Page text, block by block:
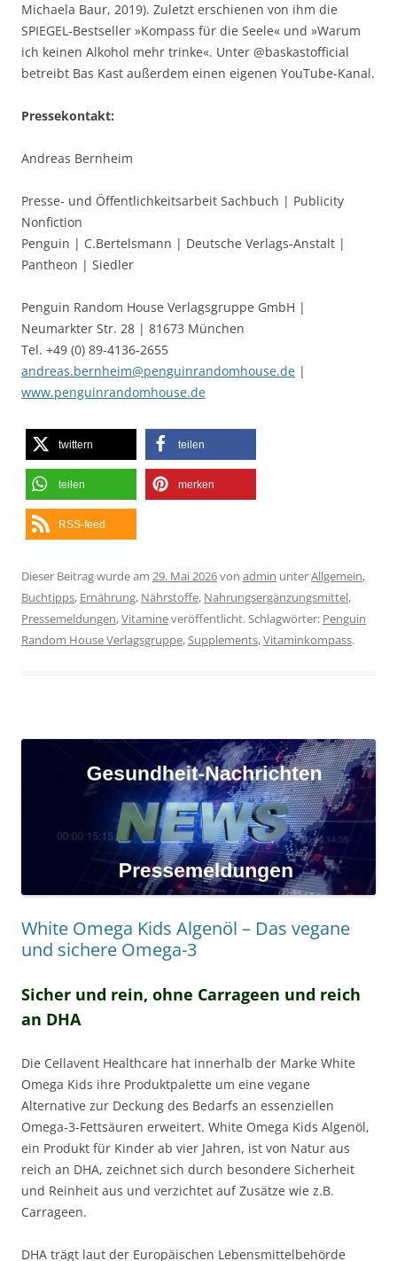
Michaela Baur, 2019). Zuletzt erschienen von ihm die
SPIEGEL-Bestseller »Kompass für die Seele« und »Warum
ich keinen Alkohol mehr trinke«. Unter @baskastofficial
betreibt Bas Kast außerdem einen eigenen YouTube-Kanal.
Pressekontakt:
Andreas Bernheim
Presse- und Öffentlichkeitsarbeit Sachbuch | Publicity
Nonfiction
Penguin | C.Bertelsmann | Deutsche Verlags-Anstalt |
Pantheon | Siedler
Penguin Random House Verlagsgruppe GmbH |
Neumarkter Str. 28 | 81673 München
Tel. +49 (0) 89-4136-2655
andreas.bernheim@penguinrandomhouse.de |
www.penguinrandomhouse.de
twittern teilen
teilen merken
RSS-feed
Dieser Beitrag wurde am 29. Mai 2026von admin unterAllgemein,
Buchtipps, Ernährung, Nährstoffe, Nahrungsergänzungsmittel,
Pressemeldungen,Vitamineveröffentlicht. Schlagwörter: Penguin
Random House Verlagsgruppe,Supplements,Vitaminkompass.
White Omega Kids Algenöl – Das vegane
und sichere Omega-3
Sicher und rein, ohne Carrageen und reich
an DHA
Die Cellavent Healthcare hat innerhalb der Marke White
Omega Kids ihre Produktpalette um eine vegane
Alternative zur Deckung des Bedarfs an essenziellen
Omega-3-Fettsäuren erweitert. White Omega Kids Algenöl,
ein Produkt für Kinder ab vier Jahren, ist von Natur aus
reich an DHA, zeichnet sich durch besondere Sicherheit
und Reinheit aus und verzichtet auf Zusätze wie z.B.
Carrageen.
DHA trägt laut der Europäischen Lebensmittelbehörde